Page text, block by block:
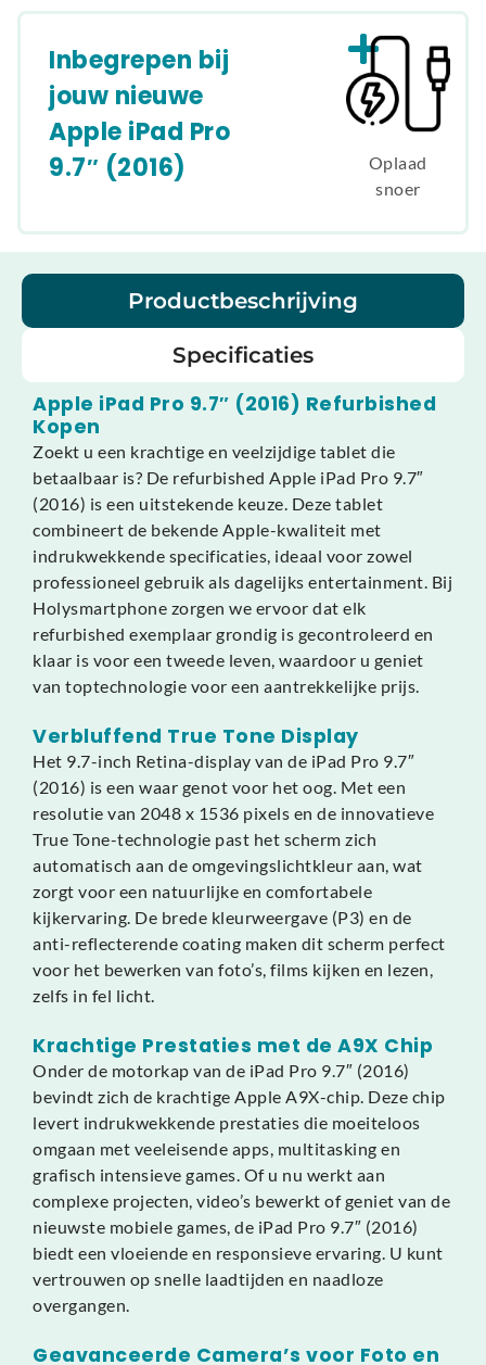
Inbegrepen bij
jouw nieuwe
Apple iPad Pro
9.7″ (2016)
Oplaad
snoer
Productbeschrijving
Specificaties
Apple iPad Pro 9.7″ (2016) Refurbished
Kopen
Zoekt u een krachtige en veelzijdige tablet die
betaalbaar is? De refurbished Apple iPad Pro 9.7″
(2016) is een uitstekende keuze. Deze tablet
combineert de bekende Apple-kwaliteit met
indrukwekkende specificaties, ideaal voor zowel
professioneel gebruik als dagelijks entertainment. Bij
Holysmartphone zorgen we ervoor dat elk
refurbished exemplaar grondig is gecontroleerd en
klaar is voor een tweede leven, waardoor u geniet
van toptechnologie voor een aantrekkelijke prijs.
Verbluffend True Tone Display
Het 9.7-inch Retina-display van de iPad Pro 9.7″
(2016) is een waar genot voor het oog. Met een
resolutie van 2048 x 1536 pixels en de innovatieve
True Tone-technologie past het scherm zich
automatisch aan de omgevingslichtkleur aan, wat
zorgt voor een natuurlijke en comfortabele
kijkervaring. De brede kleurweergave (P3) en de
anti-reflecterende coating maken dit scherm perfect
voor het bewerken van foto’s, films kijken en lezen,
zelfs in fel licht.
Krachtige Prestaties met de A9X Chip
Onder de motorkap van de iPad Pro 9.7″ (2016)
bevindt zich de krachtige Apple A9X-chip. Deze chip
levert indrukwekkende prestaties die moeiteloos
omgaan met veeleisende apps, multitasking en
grafisch intensieve games. Of u nu werkt aan
complexe projecten, video’s bewerkt of geniet van de
nieuwste mobiele games, de iPad Pro 9.7″ (2016)
biedt een vloeiende en responsieve ervaring. U kunt
vertrouwen op snelle laadtijden en naadloze
overgangen.
Geavanceerde Camera’s voor Foto en